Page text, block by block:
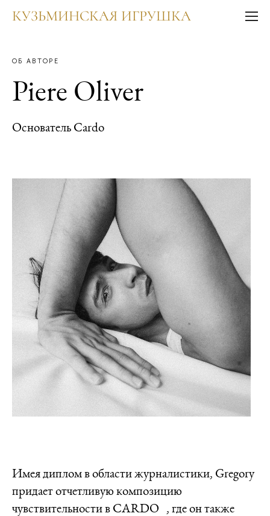
КУЗЬМИНСКАЯ ИГРУШКА
ОБ AВТОРЕ
Piere Oliver
Основатель Cardo
Имея диплом в области журналистики, Gregory
придает отчетливую композицию
чувствительности в CARDO , где он также